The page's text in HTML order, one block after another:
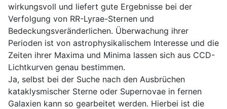
wirkungsvoll und liefert gute Ergebnisse bei der
Verfolgung von RR-Lyrae-Sternen und
Bedeckungsveränderlichen. Überwachung ihrer
Perioden ist von astrophysikalischem Interesse und die
Zeiten ihrer Maxima und Minima lassen sich aus CCD-
Lichtkurven genau bestimmen.
Ja, selbst bei der Suche nach den Ausbrüchen
kataklysmischer Sterne oder Supernovae in fernen
Galaxien kann so gearbeitet werden. Hierbei ist die